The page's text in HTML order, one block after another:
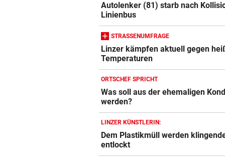
Autolenker (81) starb nach
Linienbus
STRASSENUMFRAGE
Linzer kämpfen aktuell gegen
Temperaturen
ORTSCHEF SPRICHT
Was soll aus der ehemaligen
werden?
LINZER KÜNSTLERIN:
Dem Plastikmüll werden
entlockt